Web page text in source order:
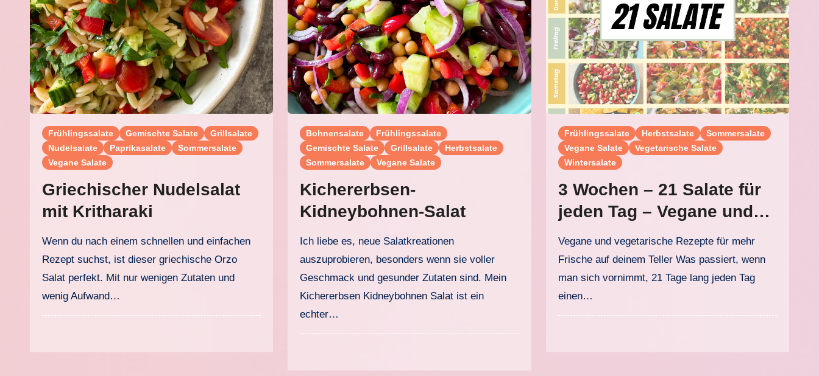
Frühlingssalate Gemischte Salate
Grillsalate
Nudelsalate
Paprikasalate
Sommersalate
Vegane Salate
Griechischer Nudelsalat
mit Kritharaki
Wenn du nach einem schnellen und einfachen
Rezept suchst, ist dieser griechische Orzo
Salat perfekt. Mit nur wenigen Zutaten und
wenig Aufwand…
Bohnensalate
Frühlingssalate
Gemischte Salate
Grillsalate
Herbstsalate
Sommersalate
Vegane Salate
Kichererbsen-
Kidneybohnen-Salat
Ich liebe es, neue Salatkreationen
auszuprobieren, besonders wenn sie voller
Geschmack und gesunder Zutaten sind. Mein
Kichererbsen Kidneybohnen Salat ist ein
echter…
Frühlingssalate Herbstsalate
Sommersalate
Vegane Salate
Vegetarische Salate
Wintersalate
3 Wochen – 21 Salate für
jeden Tag – Vegane und
vegetarische Salate
Vegane und vegetarische Rezepte für mehr
Frische auf deinem Teller Was passiert, wenn
man sich vornimmt, 21 Tage lang jeden Tag
einen…